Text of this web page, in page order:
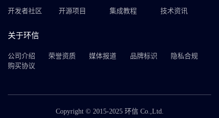
开发者社区 开源项目 集成教程 技术资讯
关于环信
公司介绍 荣誉资质 媒体报道 品牌标识
隐私合规
购买协议
Copyright © 2015-2025 环信 Co.,Ltd.